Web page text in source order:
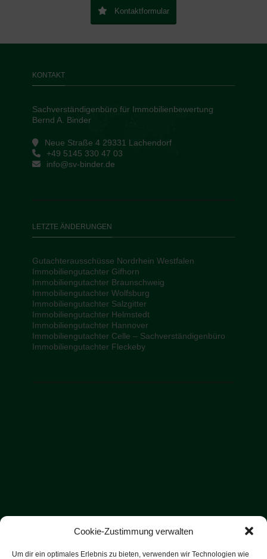
Cookie-Zustimmung verwalten
Um dir ein optimales Erlebnis zu bieten, verwenden wir Technologien wie
Kontaktformular
KONTAKT
Sachverständigenbüro für Immobilienbewertung
Bernd A. Binder
Neue Straße 4 29331 Lachendorf
+49 5145 330 47 03
info@sv-binder.de
LETZTE ÄNDERUNGEN
Gutachterausschüsse Nordrhein Westfalen
Immobiliengutachter Gifhorn
Immobiliengutachter Braunschweig
Immobiliengutachter Wolfsburg
Immobiliengutachter Salzgitter
Immobiliengutachter Helmstedt
Immobiliengutachter Hannover
Immobiliengutachter Celle – Sachverständigenbüro
Immobiliengutachter Fleckeby